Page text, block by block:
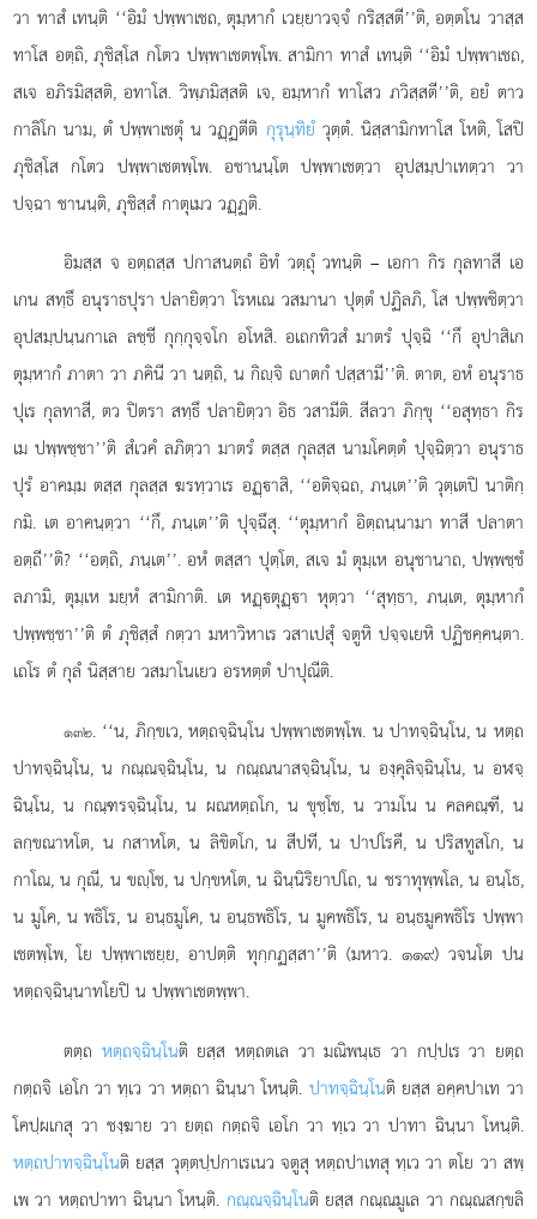
วา ทาสํ เทนฺติ ‘‘อิมํ ปพฺพาเชถ, ตุมฺหากํ เวยฺยาวจฺจํ กริสฺสตี’’ติ, อตฺตโน วาสฺส
ทาโส อตฺถิ, ภุชิสฺโส กโตว ปพฺพาเชตพฺโพ. สามิกา ทาสํ เทนฺติ ‘‘อิมํ ปพฺพาเชถ,
สเจ อภิรมิสฺสติ, อทาโส. วิพฺภมิสฺสติ เจ, อมฺหากํ ทาโสว ภวิสฺสตี’’ติ, อยํ ตาว
กาลิโก นาม, ตํ ปพฺพาเชตุํ น วฏฺฏตีติ กุรุนฺทิยํวุตฺตํ. นิสฺสามิกทาโส โหติ, โสปิ
ภุชิสฺโส กโตว ปพฺพาเชตพฺโพ. อชานนฺโต ปพฺพาเชตฺวา อุปสมฺปาเทตฺวา วา
ปจฺฉา ชานนฺติ, ภุชิสฺสํ กาตุเมว วฏฺฏติ.
อิมสฺส จ อตฺถสฺส ปกาสนตฺถํ อิทํ วตฺถุํ วทนฺติ – เอกา กิร กุลทาสี เอ
เกน สทฺธึ อนุราธปุรา ปลายิตฺวา โรหเณ วสมานา ปุตฺตํ ปฏิลภิ, โส ปพฺพชิตฺวา
อุปสมฺปนฺนกาเล ลชฺชี กุกฺกุจฺจโก อโหสิ. อเถกทิวสํ มาตรํ ปุจฺฉิ ‘‘กึ อุปาสิเก
ตุมฺหากํ ภาตา วา ภคินี วา นตฺถิ, น กิฺจิ าตกํ ปสฺสามี’’ติ. ตาต, อหํ อนุราธ
ปุเร กุลทาสี, ตว ปิตรา สทฺธึ ปลายิตฺวา อิธ วสามีติ. สีลวา ภิกฺขุ ‘‘อสุทฺธา กิร
เม ปพฺพชฺชา’’ติ สํเวคํ ลภิตฺวา มาตรํ ตสฺส กุลสฺส นามโคตฺตํ ปุจฺฉิตฺวา อนุราธ
ปุรํ อาคมฺม ตสฺส กุลสฺส ฆรทฺวาเร อฏฺาสิ, ‘‘อติจฺฉถ, ภนฺเต’’ติ วุตฺเตปิ นาติกฺ
กมิ. เต อาคนฺตฺวา ‘‘กึ, ภนฺเต’’ติ ปุจฺฉึสุ. ‘‘ตุมฺหากํ อิตฺถนฺนามา ทาสี ปลาตา
อตฺถี’’ติ? ‘‘อตฺถิ, ภนฺเต’’. อหํ ตสฺสา ปุตฺโต, สเจ มํ ตุมฺเห อนุชานาถ, ปพฺพชฺชํ
ลภามิ, ตุมฺเห มยฺหํ สามิกาติ. เต หฏฺตุฏฺา หุตฺวา ‘‘สุทฺธา, ภนฺเต, ตุมฺหากํ
ปพฺพชฺชา’’ติ ตํ ภุชิสฺสํ กตฺวา มหาวิหาเรวสาเปสุํ จตูหิ ปจฺจเยหิ ปฏิชคฺคนฺตา.
เถโร ตํ กุลํ นิสฺสาย วสมาโนเยว อรหตฺตํ ปาปุณีติ.
๑๓๒. ‘‘น, ภิกฺขเว, หตฺถจฺฉินฺโน ปพฺพาเชตพฺโพ. น ปาทจฺฉินฺโน, น หตฺถ
ปาทจฺฉินฺโน, น กณฺณจฺฉินฺโน, น กณฺณนาสจฺฉินฺโน, น องฺคุลิจฺฉินฺโน, น อฬจฺ
ฉินฺโน, น กณฺฑรจฺฉินฺโน, น ผณหตฺถโก, น ขุชฺโช, น วามโน น คลคณฺฑี, น
ลกฺขณาหโต, น กสาหโต, น ลิขิตโก, น สีปที, น ปาปโรคี, น ปริสทูสโก, น
กาโณ, น กุณี, น ขฺโช, น ปกฺขหโต, น ฉินฺนิริยาปโถ, น ชราทุพฺพโล, น อนฺโธ,
น มูโค, น พธิโร, น อนฺธมูโค, น อนฺธพธิโร, น มูคพธิโร, น อนฺธมูคพธิโร ปพฺพา
เชตพฺโพ, โย ปพฺพาเชยฺย, อาปตฺติ ทุกฺกฏสฺสา’’ติ (มหาว. ๑๑๙) วจนโต ปน
หตฺถจฺฉินฺนาทโยปิ น ปพฺพาเชตพฺพา.
ตตฺถ หตฺถจฺฉินฺโนติ ยสฺส หตฺถตเล วา มณิพนฺเธ วา กปฺปเร วา ยตฺถ
กตฺถจิ เอโก วา ทฺเว วา หตฺถา ฉินฺนา โหนฺติ. ปาทจฺฉินฺโนติ ยสฺส อคฺคปาเท วา
โคปฺผเกสุ วา ชงฺฆาย วา ยตฺถ กตฺถจิ เอโก วา ทฺเว วา ปาทา ฉินฺนา โหนฺติ.
หตฺถปาทจฺฉินฺโนติ ยสฺส วุตฺตปฺปกาเรเนว จตูสุ หตฺถปาเทสุ ทฺเว วา ตโย วา สพฺ
เพ วา หตฺถปาทา ฉินฺนา โหนฺติ. กณฺณจฺฉินฺโนติ ยสฺส กณฺณมูเล วา กณฺณสกฺขลิ